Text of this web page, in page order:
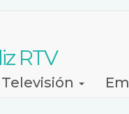
RTV
Televisión